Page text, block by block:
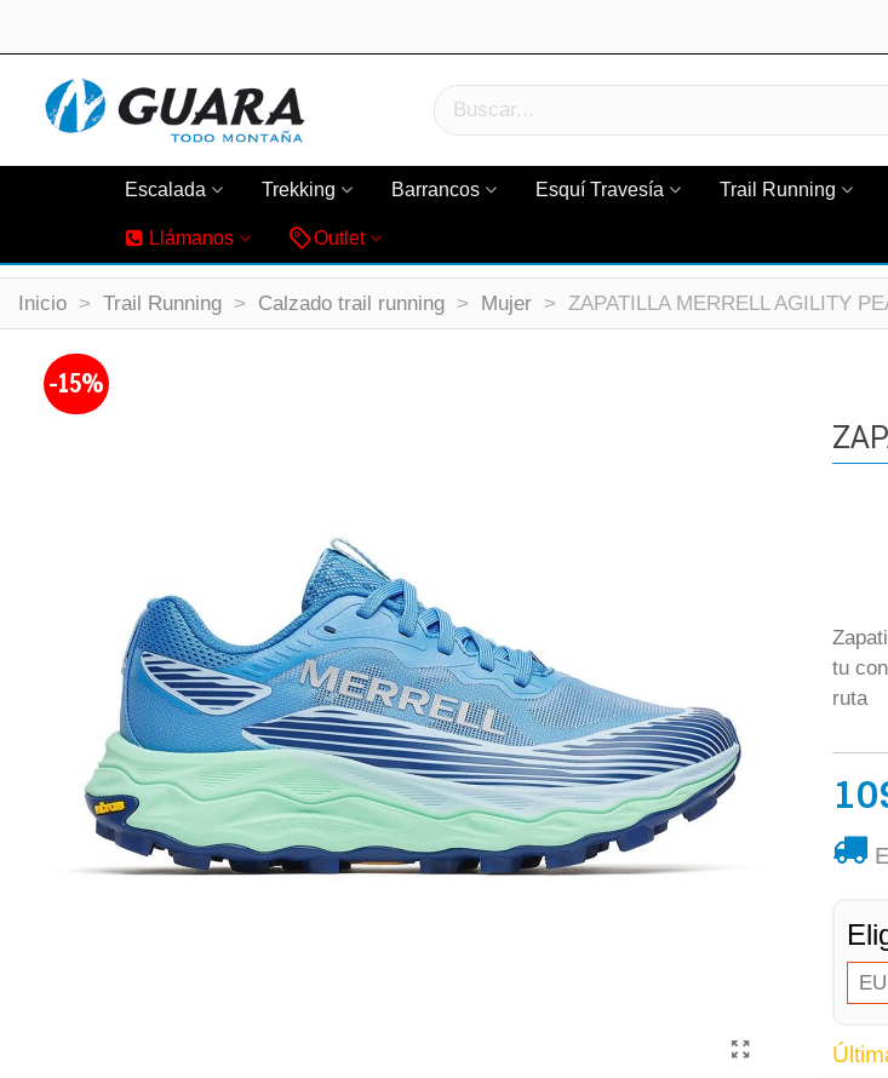
Escalada Trekking Barrancos Esquí Travesía Trail Running
Llámanos Outlet
Inicio > Trail Running > Calzado trail running > Mujer > ZAPATILLA MERRELL AGILITY
-15%
tu
ruta